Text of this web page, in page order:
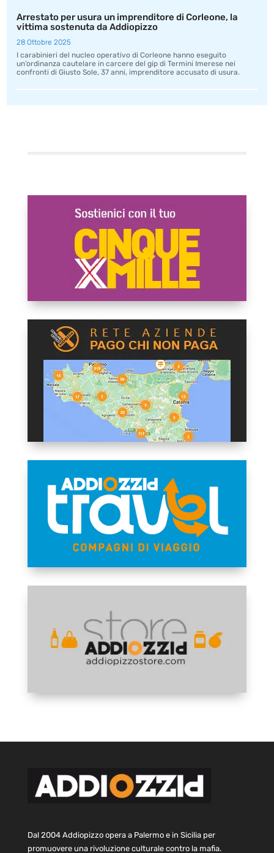
Arrestato per usura un imprenditore di Corleone, la
vittima sostenuta da Addiopizzo
28 Ottobre 2025
I carabinieri del nucleo operativo di Corleone hanno eseguito
un’ordinanza cautelare in carcere del gip di Termini Imerese nei
confronti di Giusto Sole, 37 anni, imprenditore accusato di usura.
Dal 2004 Addiopizzo opera a Palermo e in Sicilia per
promuovere una rivoluzione culturale contro la mafia.